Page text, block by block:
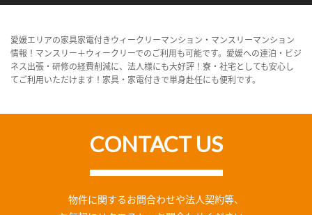
愛媛エリアの家具家電付きウィークリーマンション・マンスリーマンション
情報！マンスリー＋ウィークリーでのご利用も可能です。愛媛への連泊・ビジ
ネス出張・研修の経費削減に、法人様にも大好評！寮・社宅としても安心し
てご利用いただけます！家具・家電付きで単身赴任にも便利です。
CONTACT US
物件に関するお問合わせや法人契約等、